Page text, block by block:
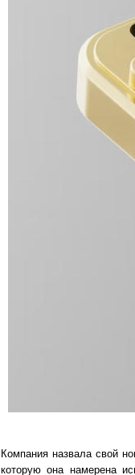
Компания назвала свой
которую она намерена